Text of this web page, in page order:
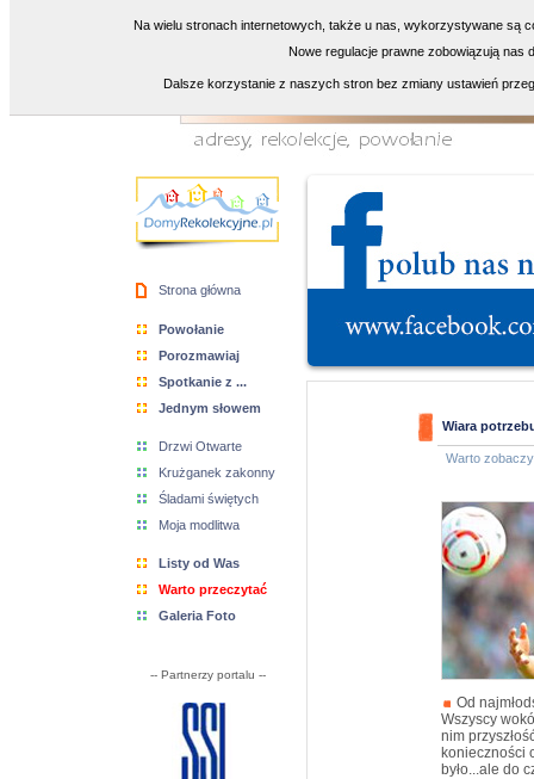
Strona główna
Powołanie
Porozmawiaj
Spotkanie z ...
Jednym słowem
Drzwi Otwarte
Krużganek zakonny
Śladami świętych
Moja modlitwa
Listy od Was
Warto przeczytać
Galeria Foto
-- Partnerzy portalu --
Wiara
Warto
Od
Wszyscy
nim
konieczności
było...ale do
Na wielu stronach internetowych, także u nas, wykorzystywane są
Nowe regulacje prawne zobowiązują nas
Dalsze korzystanie z naszych stron bez zmiany ustawień